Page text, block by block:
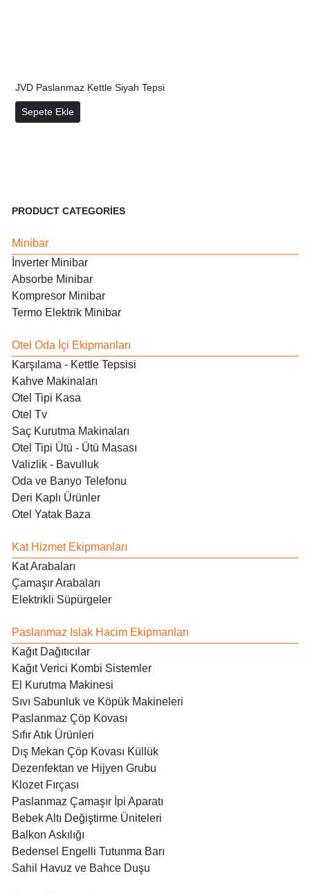
PRODUCT CATEGORIES
Minibar
İnverter Minibar
Absorbe Minibar
Kompresor Minibar
Termo Elektrik Minibar
Otel Oda İçi Ekipmanları
Karşılama - Kettle Tepsisi
Kahve Makinaları
Otel Tipi Kasa
Otel Tv
Saç Kurutma Makinaları
Otel Tipi Ütü - Ütü Masası
Valizlik - Bavulluk
Oda ve Banyo Telefonu
Deri Kaplı Ürünler
Otel Yatak Baza
Kat Hizmet Ekipmanları
Kat Arabaları
Çamaşır Arabaları
Elektrikli Süpürgeler
Paslanmaz Islak Hacim Ekipmanları
Kağıt Dağıtıcılar
Kağıt Verici Kombi Sistemler
El Kurutma Makinesi
Sıvı Sabunluk ve Köpük Makineleri
Paslanmaz Çöp Kovası
Sıfır Atık Ürünleri
Dış Mekan Çöp Kovası Küllük
Dezenfektan ve Hijyen Grubu
Klozet Fırçası
Paslanmaz Çamaşır İpi Aparatı
Bebek Altı Değiştirme Üniteleri
Balkon Askılığı
Bedensel Engelli Tutunma Barı
Sahil Havuz ve Bahce Duşu
JVD Paslanmaz Kettle Siyah Tepsi
Sepete Ekle